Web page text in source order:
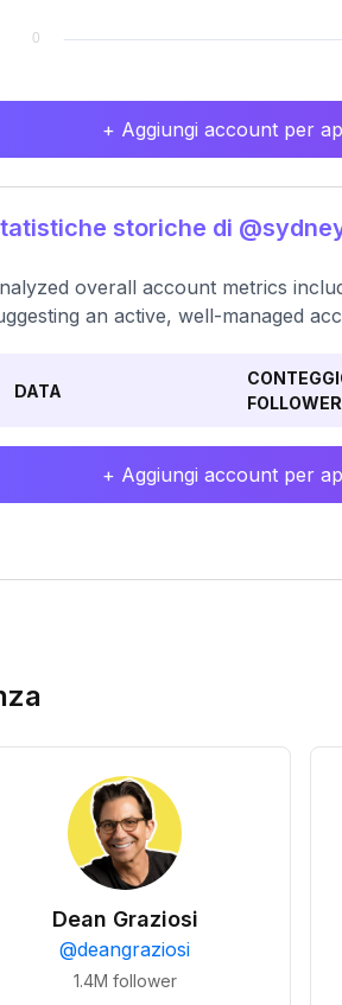
+ Aggiungi account per
storiche di
overall account metrics
an active, well-managed
DATA
FOLLOWER
+ Aggiungi account per
Dean Graziosi
@deangraziosi
1.4M follower